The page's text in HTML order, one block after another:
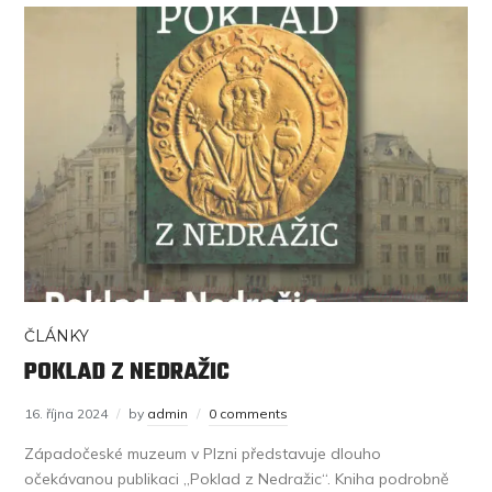
ČLÁNKY
POKLAD Z NEDRAŽIC
16. října 2024 by admin 0 comments
Západočeské muzeum v Plzni představuje dlouho
očekávanou publikaci „Poklad z Nedražic“. Kniha podrobně